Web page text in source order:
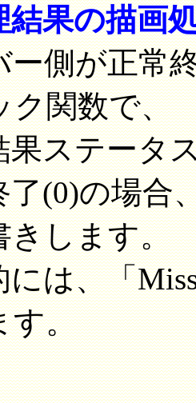
果の描画
が正常終
ク関数で、
テータス
の場合、
きします。
、「
す。